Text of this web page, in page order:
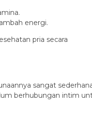
energi.
pria secara
sangat
berhubungan intim